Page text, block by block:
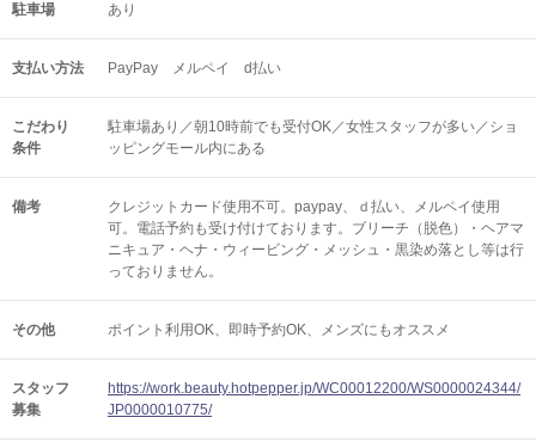
駐車場 あり
支払い方法 PayPay メルペイ d払い
こだわり
条件
駐車場あり／朝10時前でも受付OK／女性スタッフが多い／ショ
ッピングモール内にある
備考
クレジットカード使用不可。paypay、ｄ払い、メルペイ使用
可。電話予約も受け付けております。ブリーチ（脱色）・ヘアマ
ニキュア・ヘナ・ウィービング・メッシュ・黒染め落とし等は行
っておりません。
その他 ポイント利用OK 即時予約OK メンズにもオススメ
スタッフ
募集
https://work.beauty.hotpepper.jp/WC00012200/WS0000024344/
JP0000010775/